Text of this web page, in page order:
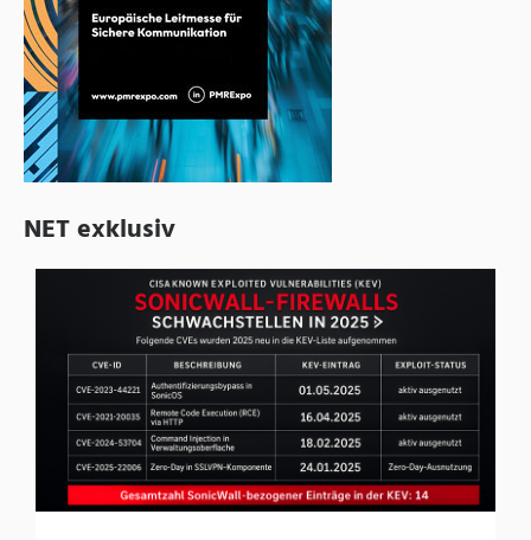
NET exklusiv